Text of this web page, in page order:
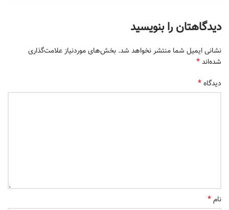
دیدگاهتان را بنویسید
نشانی ایمیل شما منتشر نخواهد شد. بخش‌های موردنیاز علامت‌گذاری
شده‌اند*
دیدگاه*
نام*